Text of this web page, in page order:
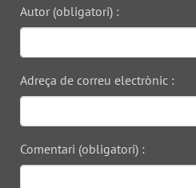
Autor (obligatori) :
Adreça de correu electrònic :
Comentari (obligatori) :